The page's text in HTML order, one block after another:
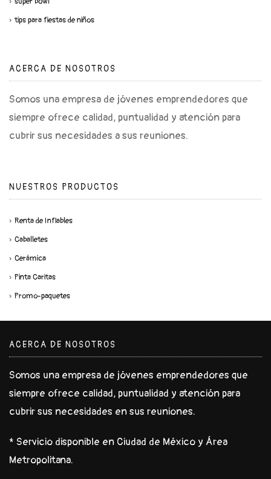
tips para fiestas de niños
ACERCA DE NOSOTROS
Somos una empresa de jóvenes emprendedores que
siempre ofrece calidad, puntualidad y atención para
cubrir sus necesidades a sus reuniones.
NUESTROS PRODUCTOS
Renta de Inflables
Caballetes
Cerámica
Pinta Caritas
Promo-paquetes
ACERCA DE NOSOTROS
Somos una empresa de jóvenes emprendedores que
siempre ofrece calidad, puntualidad y atención para
cubrir sus necesidades en sus reuniones.
* Servicio disponible en Ciudad de México y Área
Metropolitana.